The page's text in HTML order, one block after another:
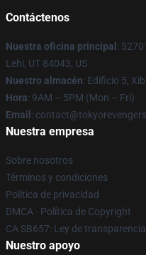
Contáctenos
Nuestra oficina principal:
Lehi, UT 84043, US
Nuestro almacén: Edificio 5,
Hora: 9AM – 5PM (Mon – Fri)
Email:
Nuestra empresa
Sobre nosotros
Términos y condiciones
Política de privacidad
DMCA - Política de Copyright
CA SB657: Ley de
Nuestro apoyo